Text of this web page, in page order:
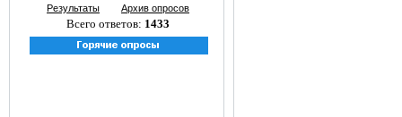
Результаты Архив опросов
Всего ответов: 1433